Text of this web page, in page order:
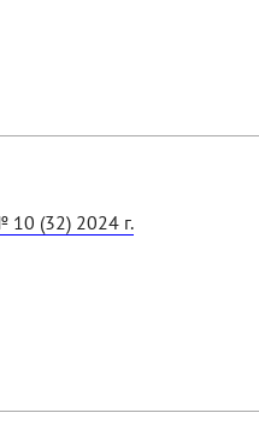
10 (32) 2024 г.